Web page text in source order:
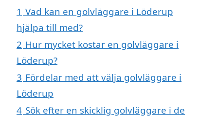
1 Vad kan en golvläggare i Löderup
hjälpa till med?
2 Hur mycket kostar en golvläggare i
Löderup?
3 Fördelar med att välja golvläggare i
Löderup
4 Sök efter en skicklig golvläggare i de